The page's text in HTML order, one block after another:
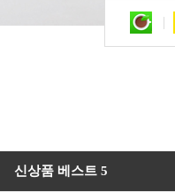
신상품 베스트 5